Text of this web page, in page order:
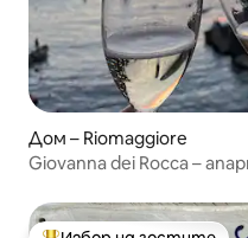
Дом – Riomaggiore
Giovanna dei Rocca –